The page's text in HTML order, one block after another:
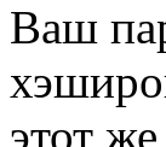
Ваш
этот